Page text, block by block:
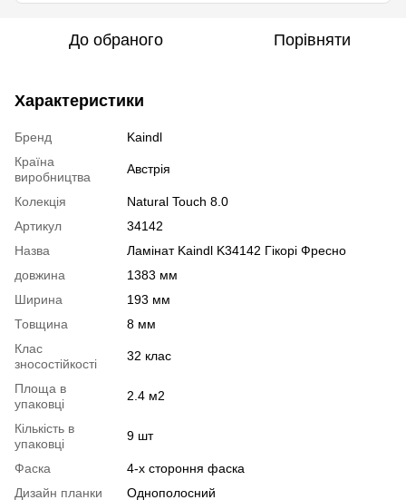
До обраного Порівняти
Характеристики
Бренд
Kaindl
Країна
виробництва
Австрія
Колекція
Natural Touch 8.0
Артикул
34142
Назва
Ламінат Kaindl K34142 Гікорі Фресно
довжина
1383 мм
Ширина
193 мм
Товщина
8 мм
Клас
зносостійкості
32 клас
Площа в
упаковці
2.4 м2
Кількість в
упаковці
9 шт
Фаска
4-х стороння фаска
Дизайн планки
Однополосний